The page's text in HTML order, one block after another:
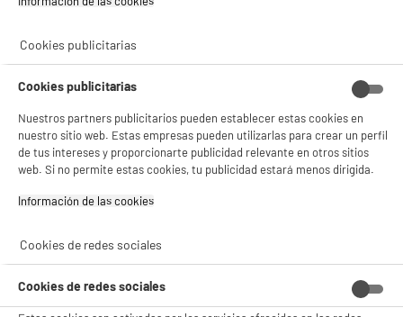
Recogida en 1h: Gratuita
Envío a domicilio: 3 - 5 días laborables
¡DESCARGA NUESTRA APP!
Cookies publicitarias
Cookies publicitarias
Nuestros partners publicitarios pueden establecer estas cookies en
nuestro sitio web. Estas empresas pueden utilizarlas para crear un perfil
de tus intereses y proporcionarte publicidad relevante en otros sitios
web. Si no permite estas cookies, tu publicidad estará menos dirigida.
Información de las cookies‎
Cookies de redes sociales
Cookies de redes sociales